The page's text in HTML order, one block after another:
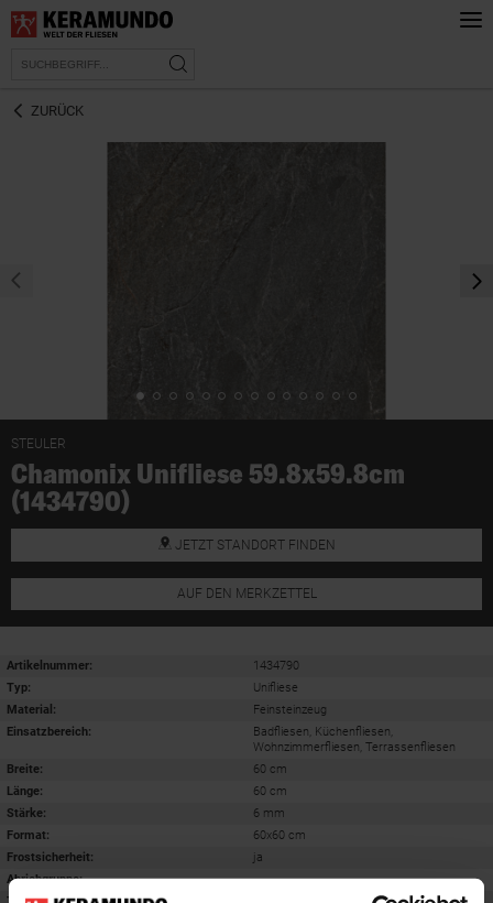
ZURÜCK
STEULER
Chamonix Unifliese 59.8x59.8cm
(1434790)
JETZT STANDORT FINDEN
AUF DEN MERKZETTEL
Artikelnummer:
1434790
Typ:
Unifliese
Material:
Feinsteinzeug
Einsatzbereich:
Badfliesen, Küchenfliesen,
Wohnzimmerfliesen, Terrassenfliesen
Breite:
60 cm
Länge:
60 cm
Stärke:
6 mm
Format:
60x60 cm
Frostsicherheit:
ja
Abriebgruppe:
-